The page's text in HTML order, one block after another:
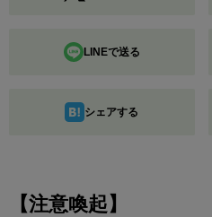
LINEで送る
シェアする
【注意喚起】